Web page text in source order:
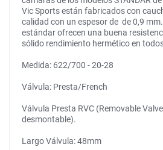
Vic Sports están fabricados con
calidad con un espesor de de 0,9
estándar ofrecen una buena
sólido rendimiento hermético en
Medida: 622/700 - 20-28
Válvula: Presta/French
Válvula Presta RVC (Removable
desmontable).
Largo Válvula: 48mm